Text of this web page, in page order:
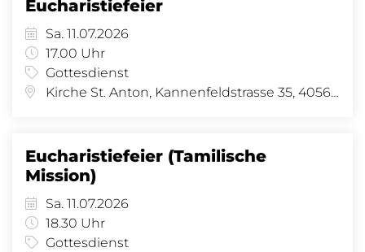
Eucharistiefeier
Sa. 11.07.2026
17.00 Uhr
Gottesdienst
Kirche St. Anton, Kannenfeldstrasse 35, 4056 Basel
Eucharistiefeier (Tamilische
Mission)
Sa. 11.07.2026
18.30 Uhr
Gottesdienst